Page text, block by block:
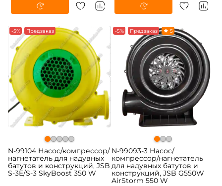
-5% Предзаказ
N-99104 Насос/компрессор/
нагнетатель для надувных
батутов и конструкций, JSB
S-3E/S-3 SkyBoost 350 W
-5% Предзаказ 5
N-99093-3 Насос/
компрессор/нагнетатель
для надувных батутов и
конструкций, JSB G550W
AirStorm 550 W